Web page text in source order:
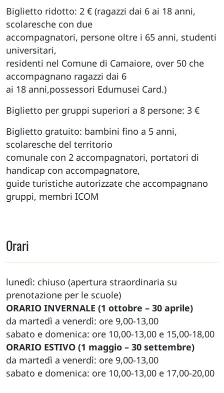
Biglietto ridotto: 2 € (ragazzi dai 6 ai 18 anni,
scolaresche con due
accompagnatori, persone oltre i 65 anni, studenti
universitari,
residenti nel Comune di Camaiore, over 50 che
accompagnano ragazzi dai 6
ai 18 anni,possessori Edumusei Card.)
Biglietto per gruppi superiori a 8 persone: 3 €
Biglietto gratuito: bambini fino a 5 anni,
scolaresche del territorio
comunale con 2 accompagnatori, portatori di
handicap con accompagnatore,
guide turistiche autorizzate che accompagnano
gruppi, membri ICOM
Orari
lunedì: chiuso (apertura straordinaria su
prenotazione per le scuole)
ORARIO INVERNALE (1 ottobre – 30 aprile)
da martedì a venerdì: ore 9,00-13,00
sabato e domenica: ore 10,00-13,00 e 15,00-18,00
ORARIO ESTIVO (1 maggio – 30 settembre)
da martedì a venerdì: ore 9,00-13,00
sabato e domenica: ore 10,00-13,00 e 17,00-20,00